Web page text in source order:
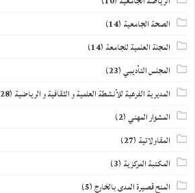
الصحة الجامعية (14)
المجلة العلمية للجامعة (14)
المجلس التأديبي(23)
المديرية الفرعية للأنشطة العلمية و الثقافية و الرياضية (28)
المشوار المهني(2)
المقاولاتية (27)
المكتبة المركزية (3)
المنح قصيرة المدى بالخارج(5)